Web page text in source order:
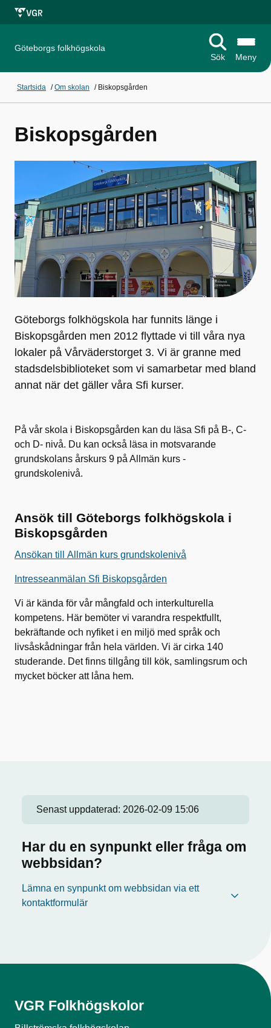
Göteborgs folkhögskola
Sök
Meny
Startsida /Om skolan / Biskopsgården
Biskopsgården
Göteborgs folkhögskola har funnits länge i
Biskopsgården men 2012 flyttade vi till våra nya
lokaler på Vårväderstorget 3. Vi är granne med
stadsdelsbiblioteket som vi samarbetar med bland
annat när det gäller våra Sfi kurser.
På vår skola i Biskopsgården kan du läsa Sfi på B-, C-
och D- nivå. Du kan också läsa in motsvarande
grundskolans årskurs 9 på Allmän kurs -
grundskolenivå.
Ansök till Göteborgs folkhögskola i
Biskopsgården
Ansökan till Allmän kurs grundskolenivå
Intresseanmälan Sfi Biskopsgården
Vi är kända för vår mångfald och interkulturella
kompetens. Här bemöter vi varandra respektfullt,
bekräftande och nyfiket i en miljö med språk och
livsåskådningar från hela världen. Vi är cirka 140
studerande. Det finns tillgång till kök, samlingsrum och
mycket böcker att låna hem.
Senast uppdaterad: 2026-02-09 15:06
Har du en synpunkt eller fråga om
webbsidan?
Lämna en synpunkt om webbsidan via ett
kontaktformulär
VGR Folkhögskolor